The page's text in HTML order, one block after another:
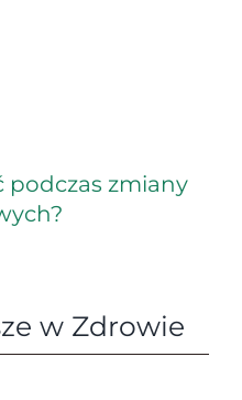
podczas zmiany
w Zdrowie